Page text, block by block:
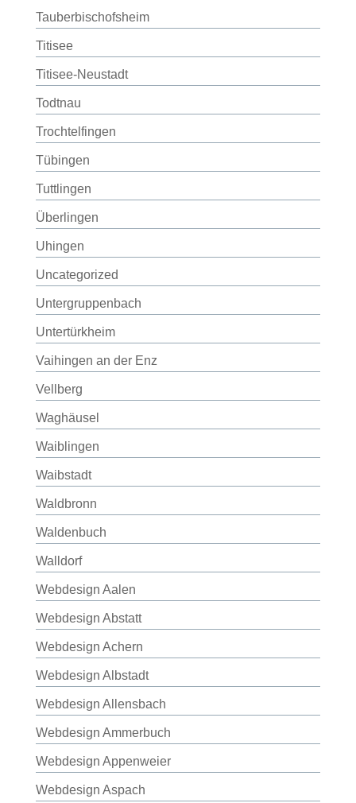
Tauberbischofsheim
Titisee
Titisee-Neustadt
Todtnau
Trochtelfingen
Tübingen
Tuttlingen
Überlingen
Uhingen
Uncategorized
Untergruppenbach
Untertürkheim
Vaihingen an der Enz
Vellberg
Waghäusel
Waiblingen
Waibstadt
Waldbronn
Waldenbuch
Walldorf
Webdesign Aalen
Webdesign Abstatt
Webdesign Achern
Webdesign Albstadt
Webdesign Allensbach
Webdesign Ammerbuch
Webdesign Appenweier
Webdesign Aspach